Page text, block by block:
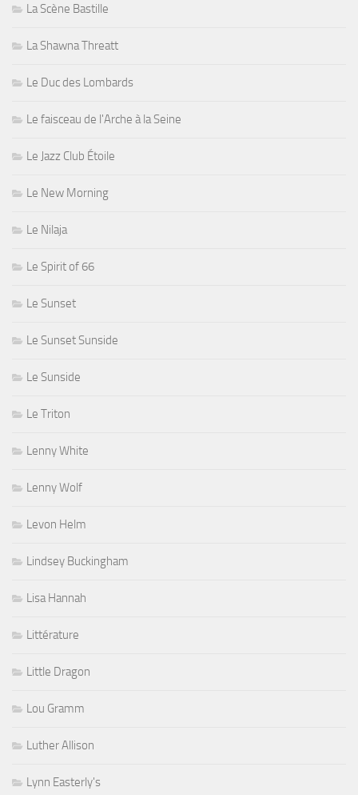
La Scène Bastille
La Shawna Threatt
Le Duc des Lombards
Le faisceau de l'Arche à la Seine
Le Jazz Club Étoile
Le New Morning
Le Nilaja
Le Spirit of 66
Le Sunset
Le Sunset Sunside
Le Sunside
Le Triton
Lenny White
Lenny Wolf
Levon Helm
Lindsey Buckingham
Lisa Hannah
Littérature
Little Dragon
Lou Gramm
Luther Allison
Lynn Easterly's